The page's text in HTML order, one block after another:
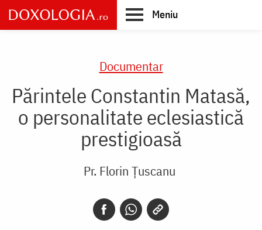
Skip
to
main
Meniu
Documentar
Părintele Constantin Matasă,
o personalitate eclesiastică
prestigioasă
Pr. Florin Ţuscanu